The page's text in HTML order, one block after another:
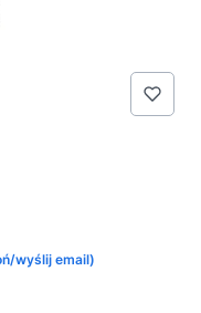
wyślij email)